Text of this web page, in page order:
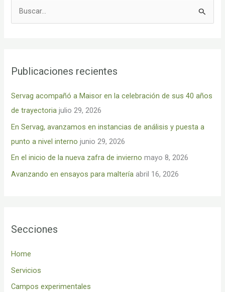
a
p
o
r
:
Publicaciones recientes
Servag acompañó a Maisor en la celebración de sus 40 años
de trayectoria julio 29, 2026
En Servag, avanzamos en instancias de análisis y puesta a
punto a nivel interno junio 29, 2026
En el inicio de la nueva zafra de invierno mayo 8, 2026
Avanzando en ensayos para maltería abril 16, 2026
Secciones
Home
Servicios
Campos experimentales